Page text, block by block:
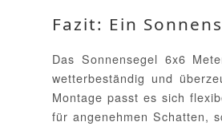
Fazit: Ein
Das Sonnensegel 6x6
wetterbeständig und
Montage passt es sich
für angenehmen Schatten,